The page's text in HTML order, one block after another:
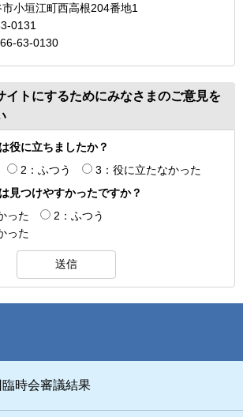
小垣江町西高根204番地1
0131
63-0130
イトにするためにみなさまのご意見を
役に立ちましたか？
2：ふつう
3：役に立たなかった
見つけやすかったですか？
った
2：ふつう
った
時会審議結果